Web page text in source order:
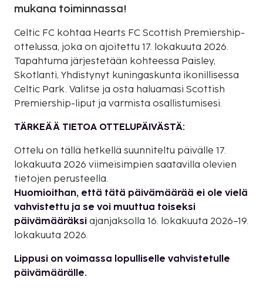
mukana toiminnassa!
Celtic FC kohtaa Hearts FC Scottish Premiership-
ottelussa, joka on ajoitettu 17. lokakuuta 2026.
Tapahtuma järjestetään kohteessa Paisley,
Skotlanti, Yhdistynyt kuningaskunta ikonillisessa
Celtic Park. Valitse ja osta haluamasi Scottish
Premiership-liput ja varmista osallistumisesi.
TÄRKEÄÄ TIETOA OTTELUPÄIVÄSTÄ:
Ottelu on tällä hetkellä suunniteltu päivälle 17.
lokakuuta 2026 viimeisimpien saatavilla olevien
tietojen perusteella.
Huomioithan, että tätä päivämäärää ei ole vielä
vahvistettu ja se voi muuttua toiseksi
päivämääräksi ajanjaksolla 16. lokakuuta 2026–19.
lokakuuta 2026.
Lippusi on voimassa lopulliselle vahvistetulle
päivämäärälle.